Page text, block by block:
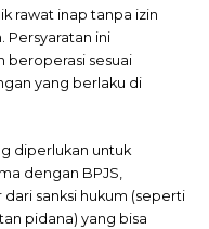
rawat inap tanpa izin
Persyaratan ini
beroperasi sesuai
yang berlaku di
diperlukan untuk
dengan BPJS,
sanksi hukum (seperti
pidana) yang bisa